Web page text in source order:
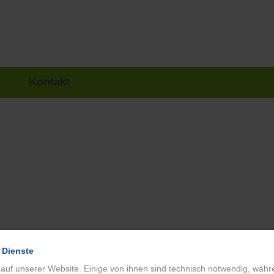
Kontakt
unserer Website. Einige von ihnen sind technisch notwendig,